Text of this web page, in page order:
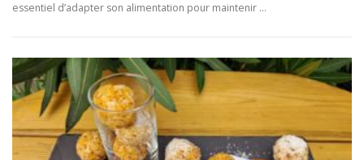
essentiel d’adapter son alimentation pour maintenir …